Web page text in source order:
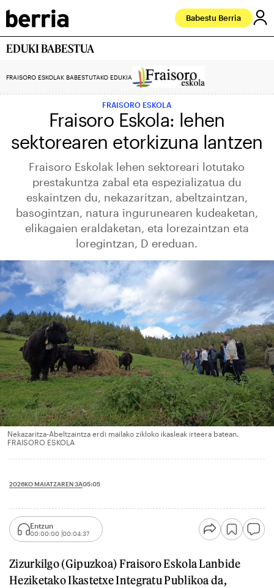
Babestu Berria
EDUKI BABESTUA
FRAISORO ESKOLAK BABESTUTAKO EDUKIA
FRAISORO ESKOLA
Fraisoro Eskola: lehen
sektorearen etorkizuna lantzen
Fraisoro Eskolak lehen sektoreari lotutako
prestakuntza zabal eta espezializatua du
eskaintzen du, nekazaritzan, abeltzaintzan,
basogintzan, natura ingurunearen kudeaketan,
elikagaien eraldaketan, eta lorezaintzan eta
loregintzan, D ereduan.
Nekazaritza-Abeltzaintza erdi mailako zikloko ikasleak irteera batean.
FRAISORO ESKOLA
2026KO MAIATZAREN 3A05:05
Entzun
00:00:00 00:04:37
Zizurkilgo (Gipuzkoa) Fraisoro Eskola Lanbide
Heziketako Ikastetxe Integratu Publikoa da,